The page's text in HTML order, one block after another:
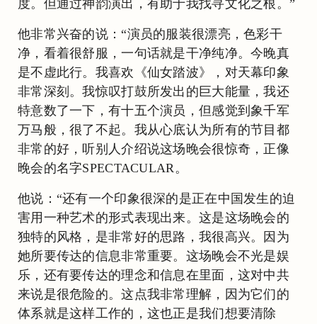
度。但通过神韵演出，有助于我找寻文化之根。”
他非常兴奋的说：“演员的服装很漂亮，色彩干
净，看着很舒服，一句话就是干净纯净。今晚真
是不虚此行。我喜欢《仙女踏波》，对天幕印象
非常深刻。我惊叹打鼓所发出的巨大能量，我还
特意数了一下，有十五个演员，但感觉到象千军
万马般，很了不起。我从心底认为所有的节目都
非常的好，听别人介绍说这场晚会很惊奇，正像
晚会的名字SPECTACULAR。
他说：“还有一个印象很深的是正在中国发生的迫
害用一种艺术的形式表现出来。这是这场晚会的
独特的风格，是非常好的思路，我很高兴。因为
她所要传达的信息非常重要。这场晚会不光是娱
乐，还有要传达的理念和信息在里面，这对中共
来说是很危险的。这点我非常理解，因为它们的
体系就是这样工作的，这也正是我们想要清除